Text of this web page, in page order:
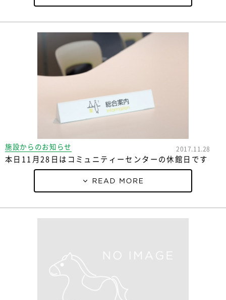
施設からのお知らせ 2017.11.28
本日11月28日はコミュニティーセンターの休館日です